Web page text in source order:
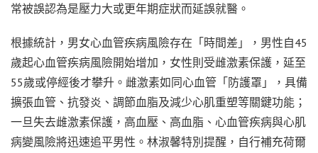
常被誤認為是壓力大或更年期症狀而延誤就醫。
根據統計，男女心血管疾病風險存在「時間差」，男性自45
歲起心血管疾病風險開始增加，女性則受雌激素保護，延至
55歲或停經後才攀升。雌激素如同心血管「防護罩」，具備
擴張血管、抗發炎、調節血脂及減少心肌重塑等關鍵功能；
一旦失去雌激素保護，高血壓、高血脂、心血管疾病與心肌
病變風險將迅速追平男性。林淑馨特別提醒，自行補充荷爾